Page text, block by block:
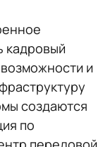
кадровый
и
создаются
по